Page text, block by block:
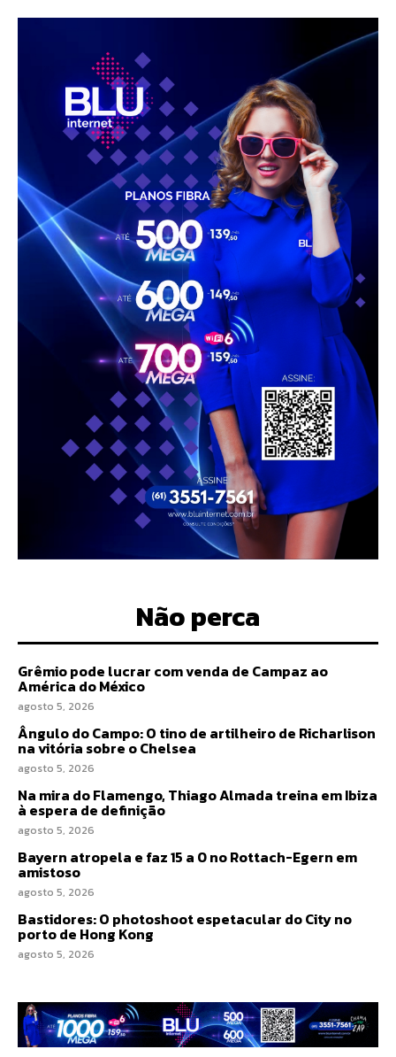
Não perca
Grêmio pode lucrar com venda de Campaz ao
América do México
agosto 5, 2026
Ângulo do Campo: O tino de artilheiro de Richarlison
na vitória sobre o Chelsea
agosto 5, 2026
Na mira do Flamengo, Thiago Almada treina em Ibiza
à espera de definição
agosto 5, 2026
Bayern atropela e faz 15 a 0 no Rottach-Egern em
amistoso
agosto 5, 2026
Bastidores: O photoshoot espetacular do City no
porto de Hong Kong
agosto 5, 2026